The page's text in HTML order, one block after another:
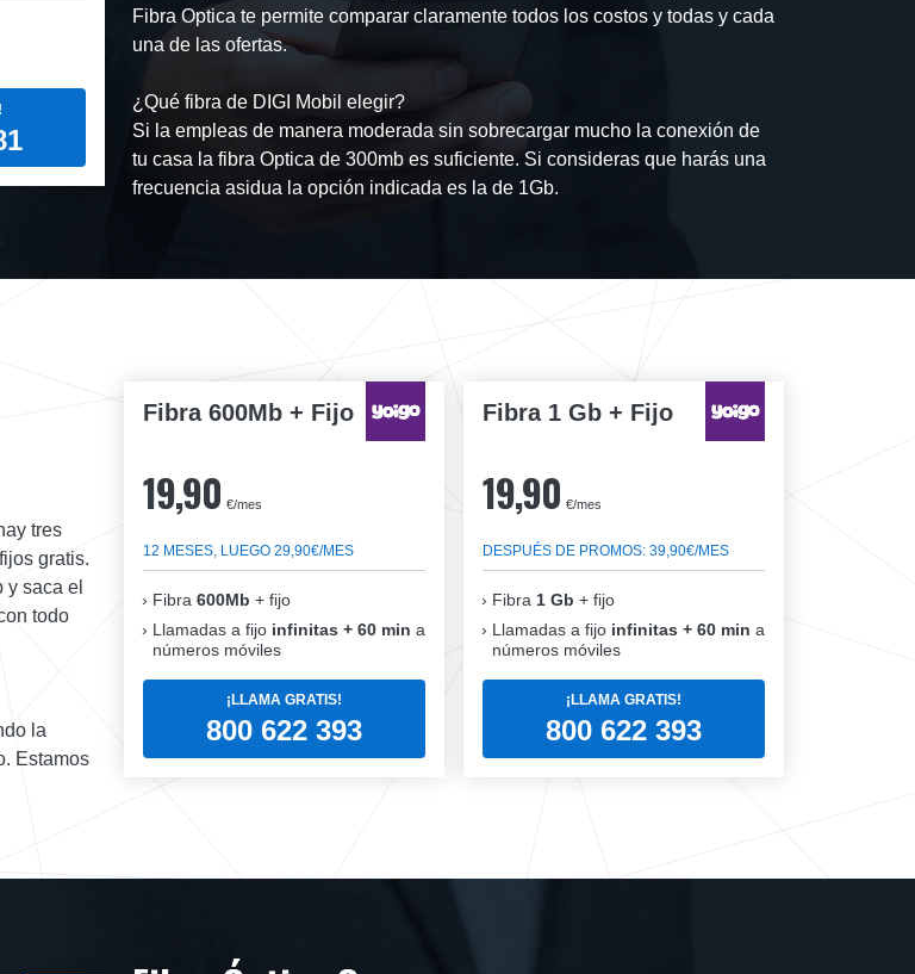
Fibra Optica te permite comparar claramente todos los costos y todas y cada
una de las ofertas.
¿Qué fibra de DIGI Mobil elegir?
Si la empleas de manera moderada sin sobrecargar mucho la conexión de
tu casa la fibra Optica de 300mb es suficiente. Si consideras que harás una
frecuencia asidua la opción indicada es la de 1Gb.
Fibra 600Mb + Fijo
19,90 €/mes
12 MESES, LUEGO 29,90€/MES
Fibra 600Mb + fijo
Llamadas a fijo infinitas + 60 min a
números móviles
¡LLAMA GRATIS!
800 622 393
Fibra 1 Gb + Fijo
19,90 €/mes
DESPUÉS DE PROMOS: 39,90€/MES
Fibra 1 Gb + fijo
Llamadas a fijo infinitas + 60 min a
números móviles
¡LLAMA GRATIS!
800 622 393
tres
gratis.
y saca el
todo
la
Estamos